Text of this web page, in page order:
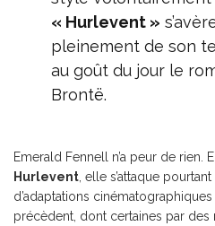
« Hurlevent »
pleinement de son
au goût du jour le
Brontë.
Emerald Fennell n’a peur de rien.
Hurlevent , elle s’attaque
d’adaptations
précèdent, dont certaines par